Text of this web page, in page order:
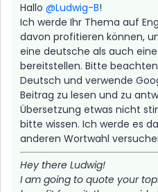
Hallo @Ludwig-B!
Ich werde Ihr Thema auf
davon profitieren können,
eine deutsche als auch
bereitstellen. Bitte
Deutsch und verwende
Beitrag zu lesen und zu
Übersetzung etwas nicht
bitte wissen. Ich werde es
anderen Wortwahl
Hey there Ludwig!
I am going to quote your